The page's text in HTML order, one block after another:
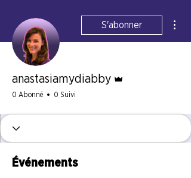
S'abonner
anastasiamydiabby
0 Abonné 0 Suivi
Événements